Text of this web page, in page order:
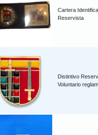
Cartera
Reservista
Distintivo
Voluntario